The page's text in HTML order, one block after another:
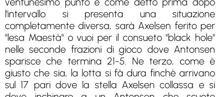
l'intervallo si presenta una situazione
completamente diversa, sarà Axelsen ferito per
"lesa Maestà" o vuoi per il consueto "black hole"
nelle seconde frazioni di gioco dove Antonsen
sparisce che termina 21-5. Ne terzo, come è
giusto che sia, la lotta si fà dura finchè arrivano
sul 17 pari dove la stella Axelsen collassa e si